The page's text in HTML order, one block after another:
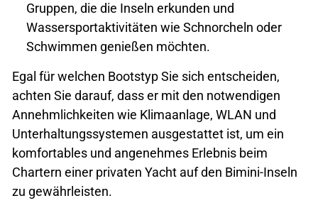
Gruppen, die die Inseln erkunden und
Wassersportaktivitäten wie Schnorcheln oder
Schwimmen genießen möchten.
Egal für welchen Bootstyp Sie sich entscheiden,
achten Sie darauf, dass er mit den notwendigen
Annehmlichkeiten wie Klimaanlage, WLAN und
Unterhaltungssystemen ausgestattet ist, um ein
komfortables und angenehmes Erlebnis beim
Chartern einer privaten Yacht auf den Bimini-Inseln
zu gewährleisten.